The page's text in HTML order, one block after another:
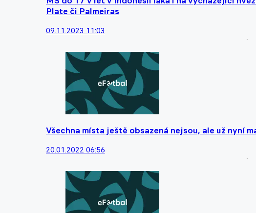
Plate či Palmeiras
09.11.2023 11:03
Všechna místa ještě obsazená nejsou, ale už nyní
20.01.2022 06:56